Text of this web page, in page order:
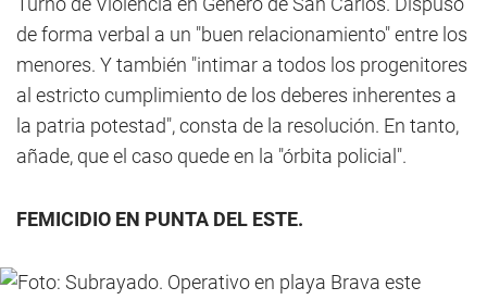
de forma verbal a un "buen relacionamiento" entre los
menores. Y también "intimar a todos los progenitores
al estricto cumplimiento de los deberes inherentes a
la patria potestad", consta de la resolución. En tanto,
añade, que el caso quede en la "órbita policial".
FEMICIDIO EN PUNTA DEL ESTE.